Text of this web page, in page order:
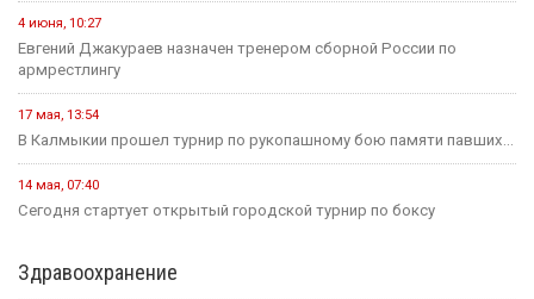
4 июня, 10:27
Евгений Джакураев назначен тренером сборной России по
армрестлингу
17 мая, 13:54
В Калмыкии прошел турнир по рукопашному бою памяти павших...
14 мая, 07:40
Сегодня стартует открытый городской турнир по боксу
Здравоохранение